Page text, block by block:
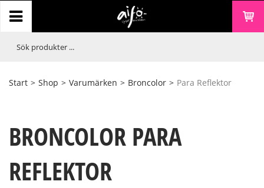
Start > Shop > Varumärken > Broncolor > Para Reflektor
BRONCOLOR PARA
REFLEKTOR